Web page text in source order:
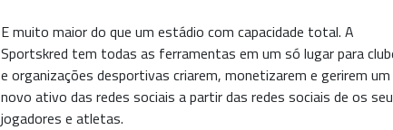
E muito maior do que um estádio com capacidade total. A
Sportskred tem todas as ferramentas em um só lugar para
e organizações desportivas criarem, monetizarem e gerirem um
novo ativo das redes sociais a partir das redes sociais de os
jogadores e atletas.